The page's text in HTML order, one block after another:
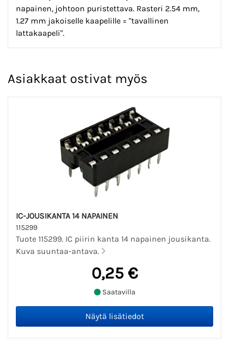
napainen, johtoon puristettava. Rasteri 2.54 mm,
1.27 mm jakoiselle kaapelille = "tavallinen
lattakaapeli".
Asiakkaat ostivat myös
IC-JOUSIKANTA 14 NAPAINEN
115299
Tuote 115299. IC piirin kanta 14 napainen jousikanta.
Kuva suuntaa-antava.
0,25 €
Saatavilla